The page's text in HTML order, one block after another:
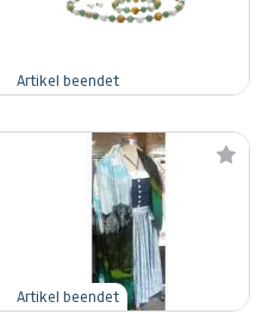
Artikel beendet
Artikel beendet